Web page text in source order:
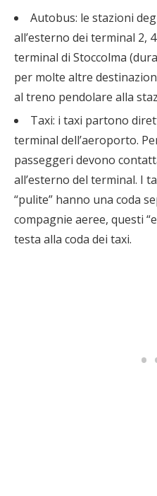
Autobus: le stazioni
all’esterno dei terminal 2,
terminal di Stoccolma
per molte altre
al treno pendolare alla
Taxi: i taxi partono
terminal dell’aeroporto.
passeggeri devono
all’esterno del terminal. I
“pulite” hanno una coda
compagnie aeree, questi
testa alla coda dei taxi.